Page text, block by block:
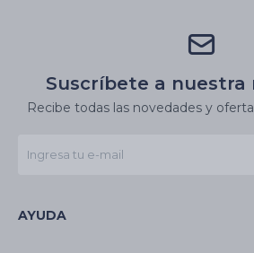
Suscríbete a
Recibe todas las novedades y
AYUDA